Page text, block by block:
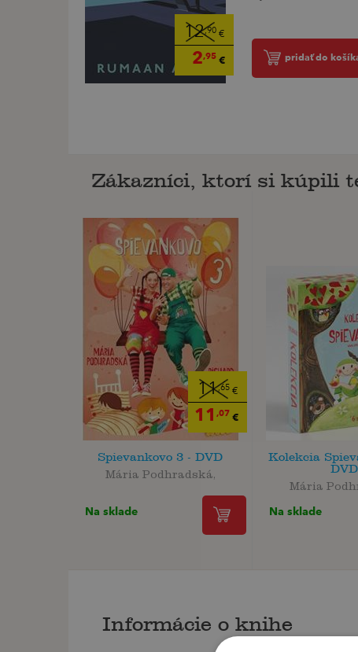
12,90 €
2,95 € pridať do
Zákazníci, ktorí si kúpili
11,65 €
11 ,07 €
Spievankovo 3 - DVD
Mária Podhradská,
Na sklade
Kolekcia
DVD
Mária
Na sklade
Informácie o knihe